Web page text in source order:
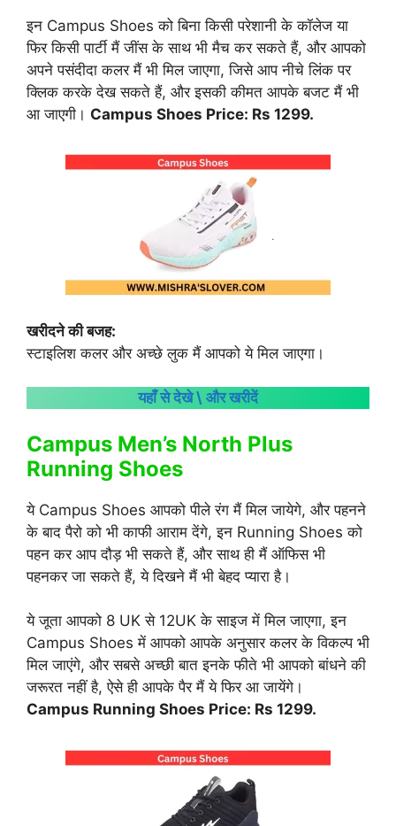
इन Campus Shoes को बिना किसी परेशानी के कॉलेज या
फिर किसी पार्टी मैं जींस के साथ भी मैच कर सकते हैं, और आपको
अपने पसंदीदा कलर मैं भी मिल जाएगा, जिसे आप नीचे लिंक पर
क्लिक करके देख सकते हैं, और इसकी कीमत आपके बजट मैं भी
आ जाएगी। Campus Shoes Price: Rs 1299.
खरीदने की बजह:
स्टाइलिश कलर और अच्छे लुक मैं आपको ये मिल जाएगा।
यहाँ से देखे \ और खरीदें
Campus Men’s North Plus
Running Shoes
ये Campus Shoes आपको पीले रंग मैं मिल जायेगे, और पहनने
के बाद पैरो को भी काफी आराम देंगे, इन Running Shoes को
पहन कर आप दौड़ भी सकते हैं, और साथ ही मैं ऑफिस भी
पहनकर जा सकते हैं, ये दिखने मैं भी बेहद प्यारा है।
ये जूता आपको 8 UK से 12UK के साइज में मिल जाएगा, इन
Campus Shoes में आपको आपके अनुसार कलर के विकल्प भी
मिल जाएंगे, और सबसे अच्छी बात इनके फीते भी आपको बांधने की
जरूरत नहीं है, ऐसे ही आपके पैर मैं ये फिर आ जायेंगे।
Campus Running Shoes Price: Rs 1299.